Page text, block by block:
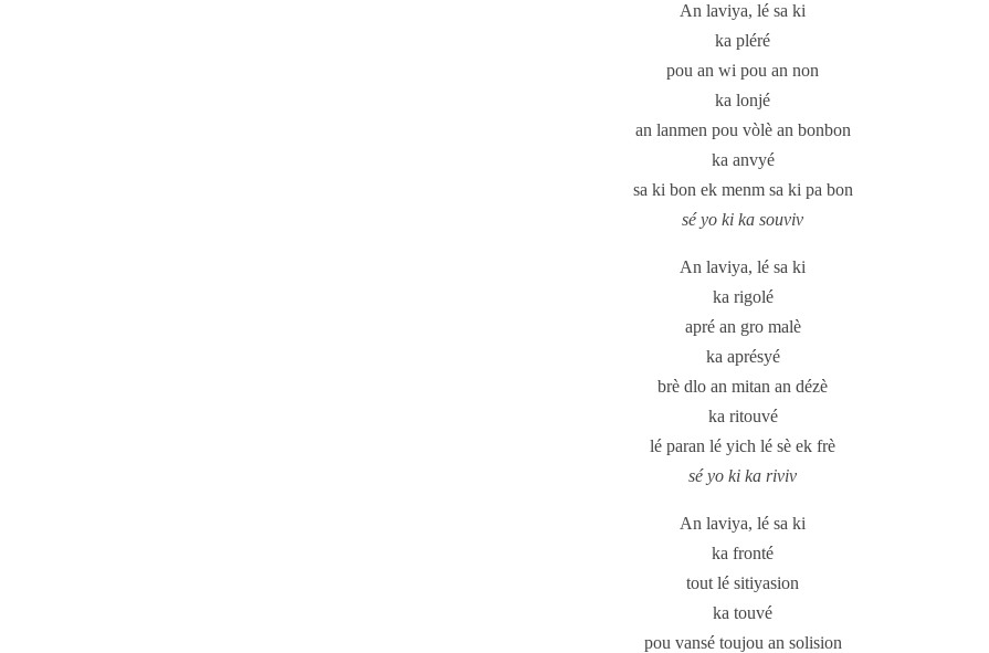
An laviya, lé sa ki
ka pléré
pou an wi pou an non
ka lonjé
an lanmen pou vòlè an bonbon
ka anvyé
sa ki bon ek menm sa ki pa bon
sé yo ki ka souviv
An laviya, lé sa ki
ka rigolé
apré an gro malè
ka aprésyé
brè dlo an mitan an dézè
ka ritouvé
lé paran lé yich lé sè ek frè
sé yo ki ka riviv
An laviya, lé sa ki
ka fronté
tout lé sitiyasion
ka touvé
pou vansé toujou an solision